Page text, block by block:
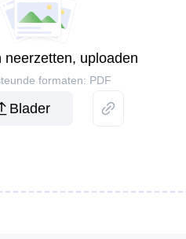
neerzetten, uploaden
formaten: PDF
Blader